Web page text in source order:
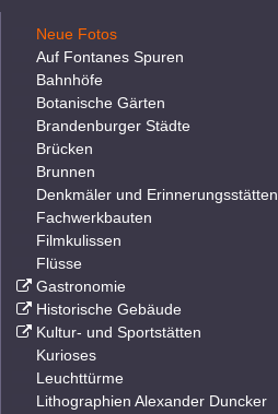
Neue Fotos
Auf Fontanes Spuren
Bahnhöfe
Botanische Gärten
Brandenburger Städte
Brücken
Brunnen
Denkmäler und Erinnerungsstätten
Fachwerkbauten
Filmkulissen
Flüsse
Gastronomie
Historische Gebäude
Kultur- und Sportstätten
Kurioses
Leuchttürme
Lithographien Alexander Duncker